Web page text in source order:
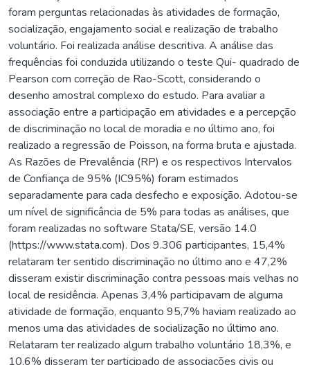
foram perguntas relacionadas às atividades de formação,
socialização, engajamento social e realização de trabalho
voluntário. Foi realizada análise descritiva. A análise das
frequências foi conduzida utilizando o teste Qui- quadrado de
Pearson com correção de Rao-Scott, considerando o
desenho amostral complexo do estudo. Para avaliar a
associação entre a participação em atividades e a percepção
de discriminação no local de moradia e no último ano, foi
realizado a regressão de Poisson, na forma bruta e ajustada.
As Razões de Prevalência (RP) e os respectivos Intervalos
de Confiança de 95% (IC95%) foram estimados
separadamente para cada desfecho e exposição. Adotou-se
um nível de significância de 5% para todas as análises, que
foram realizadas no software Stata/SE, versão 14.0
(https://www.stata.com). Dos 9.306 participantes, 15,4%
relataram ter sentido discriminação no último ano e 47,2%
disseram existir discriminação contra pessoas mais velhas no
local de residência. Apenas 3,4% participavam de alguma
atividade de formação, enquanto 95,7% haviam realizado ao
menos uma das atividades de socialização no último ano.
Relataram ter realizado algum trabalho voluntário 18,3%, e
10,6% disseram ter participado de associações civis ou